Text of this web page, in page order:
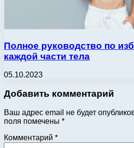
Полное руководство по
каждой части тела
05.10.2023
Добавить комментарий
Ваш адрес email не будет
поля помечены *
Комментарий *